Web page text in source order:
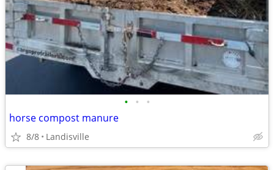
• • •
horse compost manure
8/8 Landisville